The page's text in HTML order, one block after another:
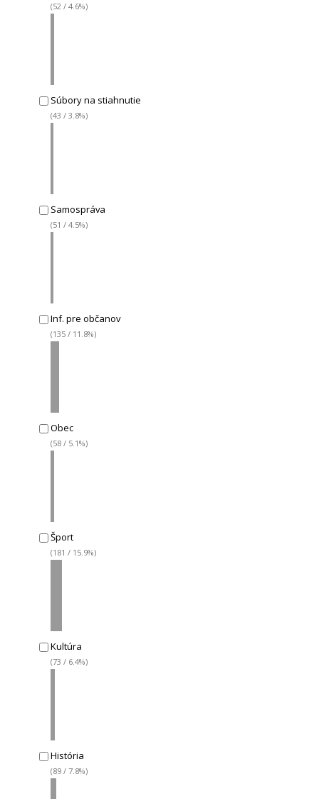
(52 / 4.6%)
Súbory na stiahnutie
(43 / 3.8%)
Samospráva
(51 / 4.5%)
Inf. pre občanov
(135 / 11.8%)
Obec
(58 / 5.1%)
Šport
(181 / 15.9%)
Kultúra
(73 / 6.4%)
História
(89 / 7.8%)